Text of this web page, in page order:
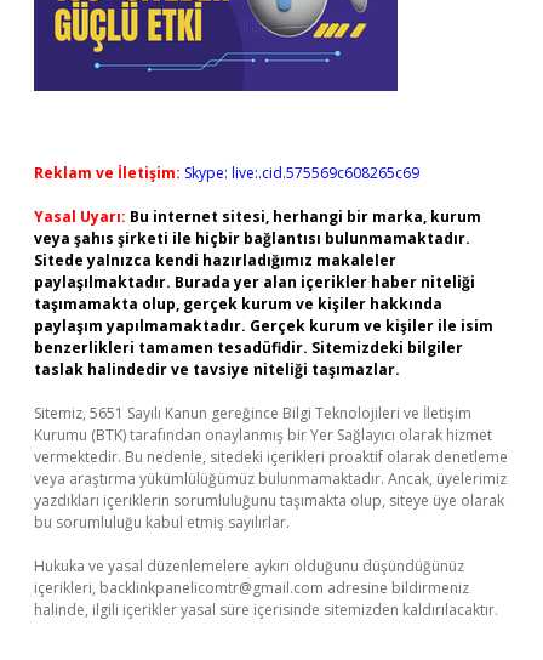
Reklam ve İletişim: Skype: live:.cid.575569c608265c69
Yasal Uyarı: Bu internet sitesi, herhangi bir marka, kurum
veya şahıs şirketi ile hiçbir bağlantısı bulunmamaktadır.
Sitede yalnızca kendi hazırladığımız makaleler
paylaşılmaktadır. Burada yer alan içerikler haber niteliği
taşımamakta olup, gerçek kurum ve kişiler hakkında
paylaşım yapılmamaktadır. Gerçek kurum ve kişiler ile isim
benzerlikleri tamamen tesadüfidir. Sitemizdeki bilgiler
taslak halindedir ve tavsiye niteliği taşımazlar.
Sitemiz, 5651 Sayılı Kanun gereğince Bilgi Teknolojileri ve İletişim
Kurumu (BTK) tarafından onaylanmış bir Yer Sağlayıcı olarak hizmet
vermektedir. Bu nedenle, sitedeki içerikleri proaktif olarak denetleme
veya araştırma yükümlülüğümüz bulunmamaktadır. Ancak, üyelerimiz
yazdıkları içeriklerin sorumluluğunu taşımakta olup, siteye üye olarak
bu sorumluluğu kabul etmiş sayılırlar.
Hukuka ve yasal düzenlemelere aykırı olduğunu düşündüğünüz
içerikleri, backlinkpanelicomtr@gmail.com adresine bildirmeniz
halinde, ilgili içerikler yasal süre içerisinde sitemizden kaldırılacaktır.